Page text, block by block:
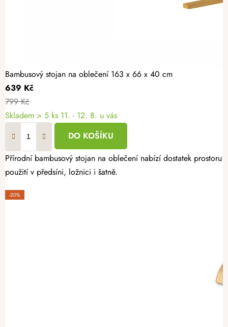
Bambusový stojan na oblečení 163 x 66 x 40 cm
639 Kč
799 Kč
Skladem > 5 ks 11. - 12. 8. u vás
DO KOŠÍKU
Přírodní bambusový stojan na oblečení nabízí dostatek
použití v předsíni, ložnici i šatně.
-20%